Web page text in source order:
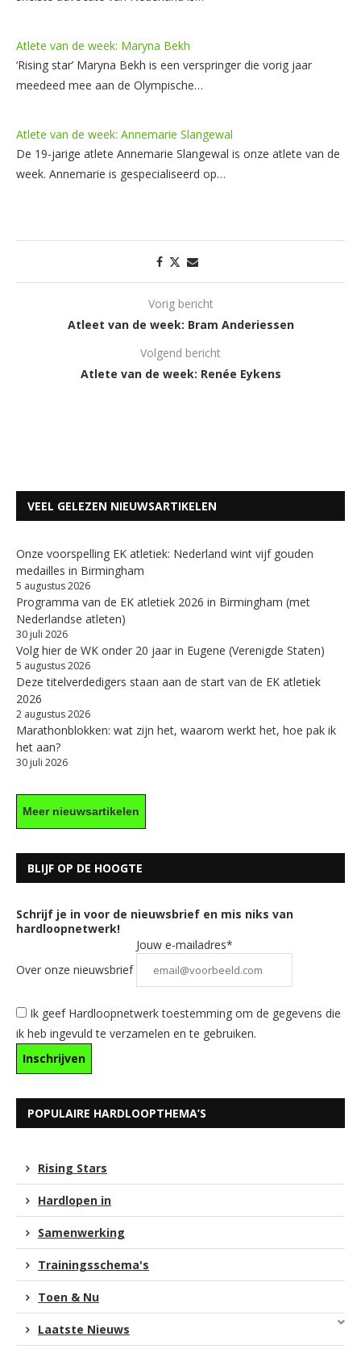
Atlete van de week: Maryna Bekh
‘Rising star’ Maryna Bekh is een verspringer die vorig jaar
meedeed mee aan de Olympische…
Atlete van de week: Annemarie Slangewal
De 19-jarige atlete Annemarie Slangewal is onze atlete van de
week. Annemarie is gespecialiseerd op…
Vorig bericht
Atleet van de week: Bram Anderiessen
Volgend bericht
Atlete van de week: Renée Eykens
VEEL GELEZEN NIEUWSARTIKELEN
Onze voorspelling EK atletiek: Nederland wint vijf gouden
medailles in Birmingham
5 augustus 2026
Programma van de EK atletiek 2026 in Birmingham (met
Nederlandse atleten)
30 juli 2026
Volg hier de WK onder 20 jaar in Eugene (Verenigde Staten)
5 augustus 2026
Deze titelverdedigers staan aan de start van de EK atletiek
2026
2 augustus 2026
Marathonblokken: wat zijn het, waarom werkt het, hoe pak ik
het aan?
30 juli 2026
Meer nieuwsartikelen
BLIJF OP DE HOOGTE
Schrijf je in voor de nieuwsbrief en mis niks van
hardloopnetwerk!
Over onze nieuwsbrief
Jouw e-mailadres*
Ik geef Hardloopnetwerk toestemming om de gegevens die
ik heb ingevuld te verzamelen en te gebruiken.
POPULAIRE HARDLOOPTHEMA’S
Rising Stars
Hardlopen in
Samenwerking
Trainingsschema's
Toen & Nu
Laatste Nieuws